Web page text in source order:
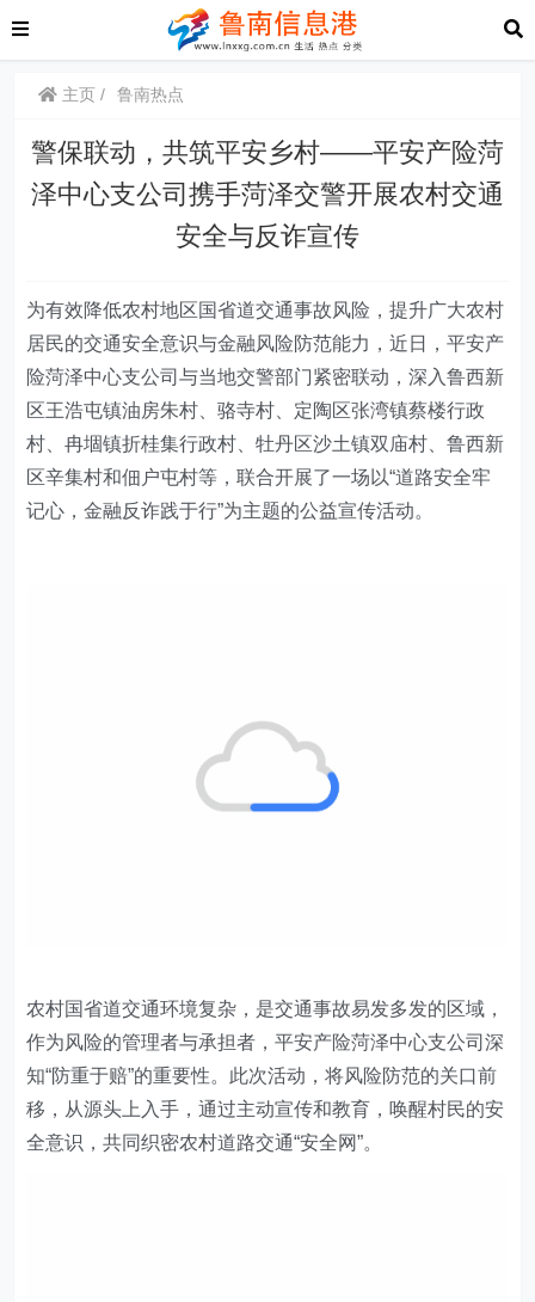
主页 鲁南热点
警保联动，共筑平安乡村——平安产险菏
泽中心支公司携手菏泽交警开展农村交通
安全与反诈宣传
为有效降低农村地区国省道交通事故风险，提升广大农村
居民的交通安全意识与金融风险防范能力，近日，平安产
险菏泽中心支公司与当地交警部门紧密联动，深入鲁西新
区王浩屯镇油房朱村、骆寺村、定陶区张湾镇蔡楼行政
村、冉堌镇折桂集行政村、牡丹区沙土镇双庙村、鲁西新
区辛集村和佃户屯村等，联合开展了一场以“道路安全牢
记心，金融反诈践于行”为主题的公益宣传活动。
农村国省道交通环境复杂，是交通事故易发多发的区域，
作为风险的管理者与承担者，平安产险菏泽中心支公司深
知“防重于赔”的重要性。此次活动，将风险防范的关口前
移，从源头上入手，通过主动宣传和教育，唤醒村民的安
全意识，共同织密农村道路交通“安全网”。